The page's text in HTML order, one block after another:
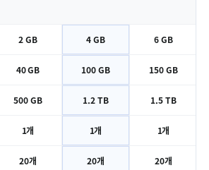
2 GB 4 GB 6 GB
40 GB 100 GB 150 GB
500 GB 1.2 TB 1.5 TB
1개 1개 1개
20개 20개 20개